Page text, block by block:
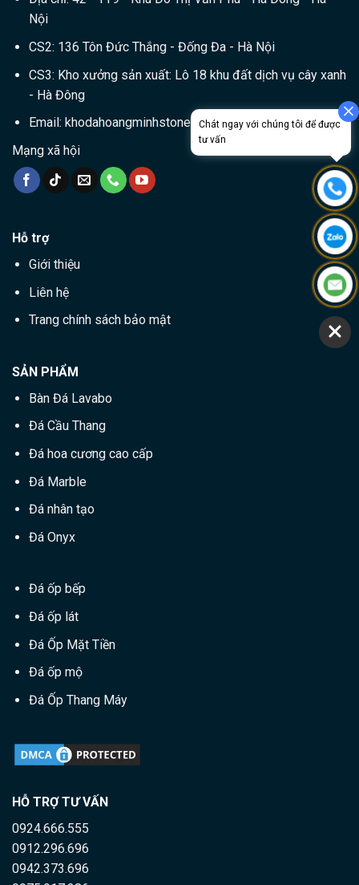
Nội
CS2: 136 Tôn Đức Thắng - Đống Đa - Hà Nội
CS3: Kho xưởng sản xuất: Lô 18 khu đất dịch vụ cây xanh
- Hà Đông
Email: khodahoangminhstone@gmail.com
Mạng xã hội
Hỗ trợ
Giới thiệu
Liên hệ
Trang chính sách bảo mật
SẢN PHẨM
Bàn Đá Lavabo
Đá Cầu Thang
Đá hoa cương cao cấp
Đá Marble
Đá nhân tạo
Đá Onyx
Đá ốp bếp
Đá ốp lát
Đá Ốp Mặt Tiền
Đá ốp mộ
Đá Ốp Thang Máy
HỖ TRỢ TƯ VẤN
0924.666.555
0912.296.696
0942.373.696